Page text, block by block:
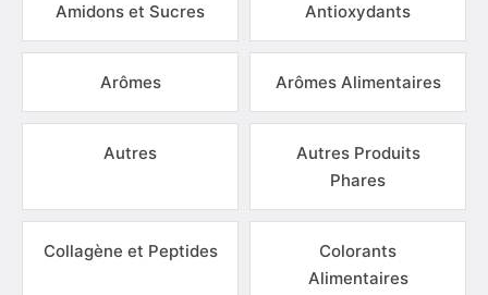
Amidons et Sucres Antioxydants
Arômes Arômes Alimentaires
Autres
Autres Produits
Phares
Collagène et Peptides
Colorants
Alimentaires